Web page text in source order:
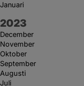
Januari
År:
2023
December
November
Oktober
September
Augusti
Juli